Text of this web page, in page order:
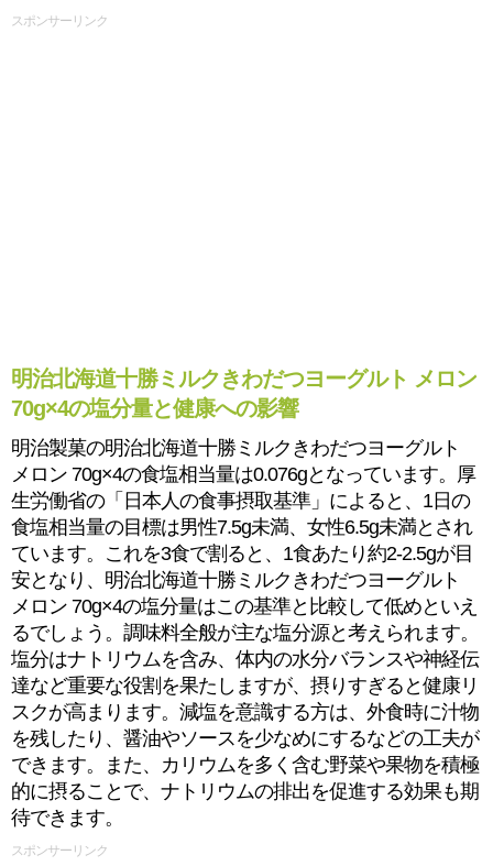
スポンサーリンク
明治北海道十勝ミルクきわだつヨーグルト メロン
70g×4の塩分量と健康への影響
明治製菓の明治北海道十勝ミルクきわだつヨーグルト
メロン 70g×4の食塩相当量は0.076gとなっています。厚
生労働省の「日本人の食事摂取基準」によると、1日の
食塩相当量の目標は男性7.5g未満、女性6.5g未満とされ
ています。これを3食で割ると、1食あたり約2-2.5gが目
安となり、明治北海道十勝ミルクきわだつヨーグルト
メロン 70g×4の塩分量はこの基準と比較して低めといえ
るでしょう。調味料全般が主な塩分源と考えられます。
塩分はナトリウムを含み、体内の水分バランスや神経伝
達など重要な役割を果たしますが、摂りすぎると健康リ
スクが高まります。減塩を意識する方は、外食時に汁物
を残したり、醤油やソースを少なめにするなどの工夫が
できます。また、カリウムを多く含む野菜や果物を積極
的に摂ることで、ナトリウムの排出を促進する効果も期
待できます。
スポンサーリンク